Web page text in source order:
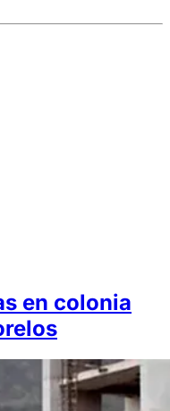
en colonia